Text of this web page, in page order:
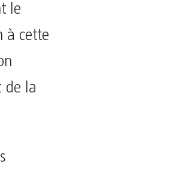
le
à cette
de la